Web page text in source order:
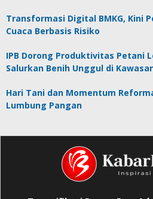
Transformasi Digital BMKG, Kini
Cuaca Berbasis Risiko
IPB Dorong Produktivitas Petani
Salurkan Benih Unggul di
Hari Tani dan Momentum
Lumbung Pangan